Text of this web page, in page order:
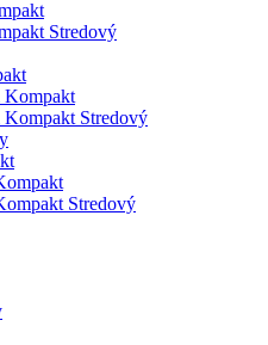
Stredový
Kompakt
Stredový
Stredový